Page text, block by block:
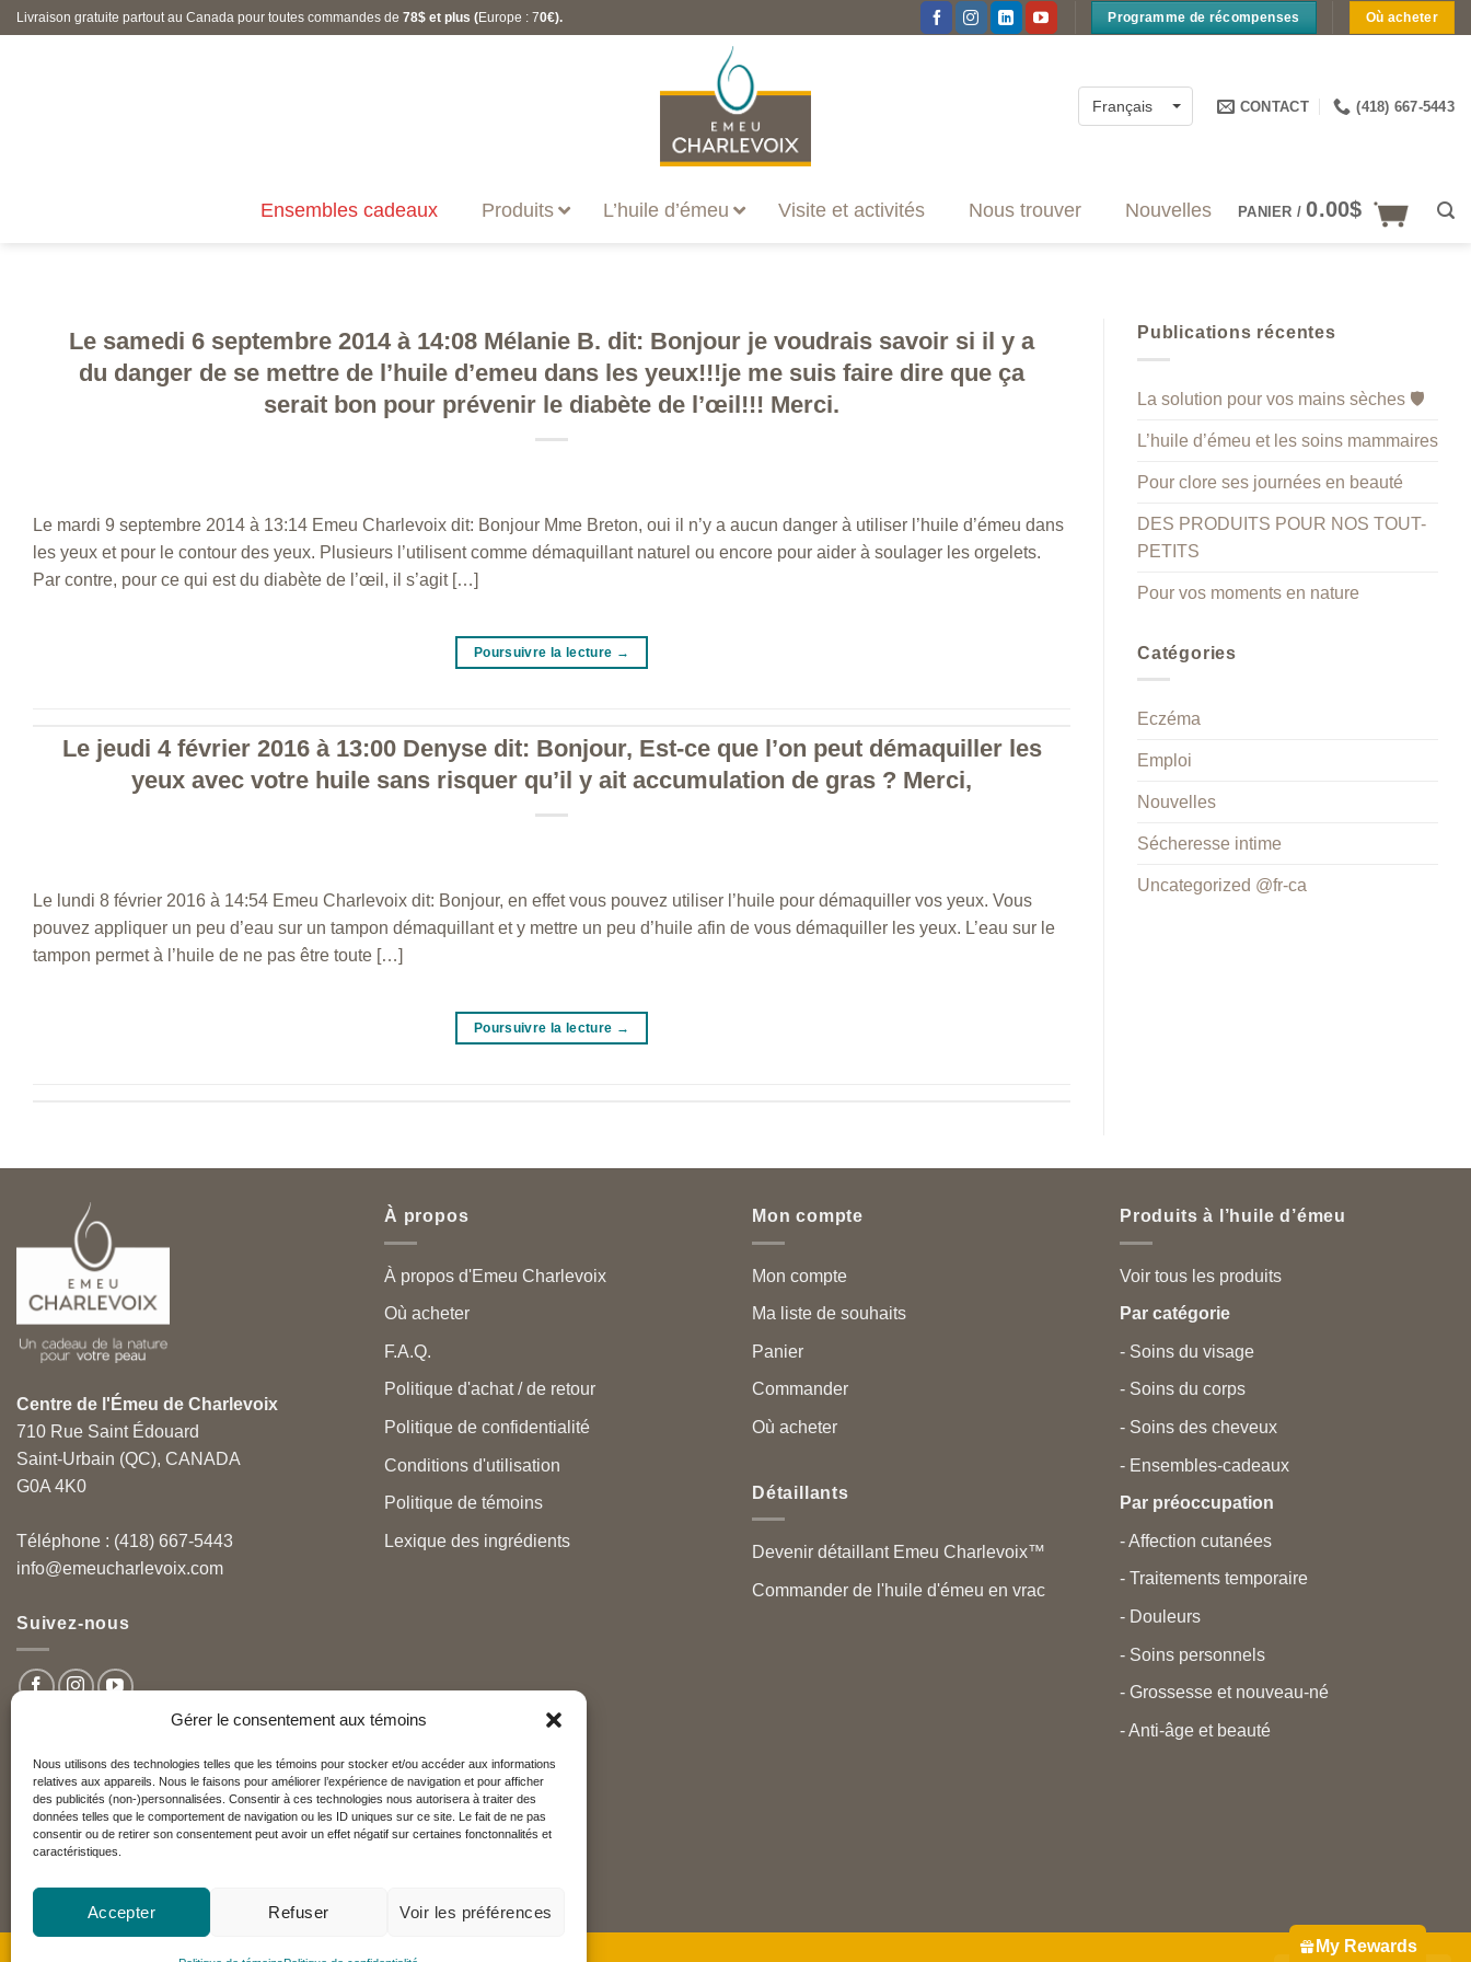
Gérer le consentement aux témoins
Nous utilisons des technologies telles que les témoins pour stocker et/ou accéder aux informations
relatives aux appareils. Nous le faisons pour améliorer l’expérience de navigation et pour afficher
des publicités (non-)personnalisées. Consentir à ces technologies nous autorisera à traiter des
données telles que le comportement de navigation ou les ID uniques sur ce site. Le fait de ne pas
consentir ou de retirer son consentement peut avoir un effet négatif sur certaines fonctonnalités et
caractéristiques.
Accepter Refuser Voir les préférences
Skip
to
Livraison gratuite partout au Canada pour toutes commandes de 78$ et plus (Europe : 70€). Programme de récompenses Où acheter
Français CONTACT (418) 667-5443
Ensembles cadeaux Produits L’huile d’émeu Visite et activités Nous trouver Nouvelles PANIER /0.00$
Le samedi 6 septembre 2014 à 14:08 Mélanie B. dit: Bonjour je voudrais savoir si il y a
du danger de se mettre de l’huile d’emeu dans les yeux!!!je me suis faire dire que ça
serait bon pour prévenir le diabète de l’œil!!! Merci.
Le mardi 9 septembre 2014 à 13:14 Emeu Charlevoix dit: Bonjour Mme Breton, oui il n’y a aucun danger à utiliser l’huile d’émeu dans
les yeux et pour le contour des yeux. Plusieurs l’utilisent comme démaquillant naturel ou encore pour aider à soulager les orgelets.
Par contre, pour ce qui est du diabète de l’œil, il s’agit […]
Poursuivre la lecture →
Le jeudi 4 février 2016 à 13:00 Denyse dit: Bonjour, Est-ce que l’on peut démaquiller les
yeux avec votre huile sans risquer qu’il y ait accumulation de gras ? Merci,
Le lundi 8 février 2016 à 14:54 Emeu Charlevoix dit: Bonjour, en effet vous pouvez utiliser l’huile pour démaquiller vos yeux. Vous
pouvez appliquer un peu d’eau sur un tampon démaquillant et y mettre un peu d’huile afin de vous démaquiller les yeux. L’eau sur le
tampon permet à l’huile de ne pas être toute […]
Poursuivre la lecture →
Publications récentes
La solution pour vos mains sèches 🛡️
L’huile d’émeu et les soins mammaires
Pour clore ses journées en beauté
DES PRODUITS POUR NOS TOUT-
PETITS
Pour vos moments en nature
Catégories
Eczéma
Emploi
Nouvelles
Sécheresse intime
Uncategorized @fr-ca
Centre de l'Émeu de Charlevoix
710 Rue Saint Édouard
Saint-Urbain (QC), CANADA
G0A 4K0
Téléphone : (418) 667-5443
info@emeucharlevoix.com
Suivez-nous
À propos
À propos d'Emeu Charlevoix
Où acheter
F.A.Q.
Politique d'achat / de retour
Politique de confidentialité
Conditions d'utilisation
Politique de témoins
Lexique des ingrédients
Mon compte
Mon compte
Ma liste de souhaits
Panier
Commander
Où acheter
Détaillants
Devenir détaillant Emeu Charlevoix™
Commander de l'huile d'émeu en vrac
Produits à l’huile d’émeu
Voir tous les produits
Par catégorie
- Soins du visage
- Soins du corps
- Soins des cheveux
- Ensembles-cadeaux
Par préoccupation
- Affection cutanées
- Traitements temporaire
- Douleurs
- Soins personnels
- Grossesse et nouveau-né
- Anti-âge et beauté
Nos partenaires
Emeu Charlevoix™ My Rewards